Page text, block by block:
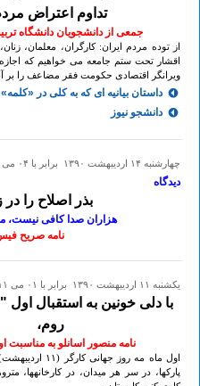
تداوم اعتراض
جمعی از دانشجویان دانشگاه
از توده مردم ایران: کارگران، معلمان،
اقشار تحت ستم جامعه می خواهیم که
ویرانگر اقتصادی حکومت فقر مضاعف را بر
داستان بیانیه ای که به کلی در
دانشجو نیوز
چهارشنبه ۱۴ ارديبهشت ۱۳۹۰ برابر با ۰۴ می ۲۰۱۱
دیدگاه
بذر اصلاح را در
هزاران صدا کافی نیست،
نامه صریح فیس
يكشنبه ۱۱ ارديبهشت ۱۳۹۰ برابر با ۰۱ می ۲۰۱۱
با دلی خونین به استقبال
روم،
نامه منصور اسانلو به مناسبت
اول ماه مه روز
پارکها، در سر هر میدان، در کارخانهها،